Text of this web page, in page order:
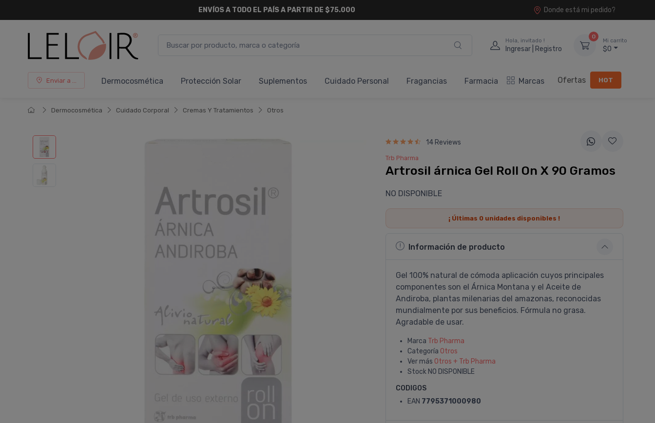
ENVÍOS A TODO EL PAÍS A PARTIR DE $75.000 Donde está mi pedido?
Hola, invitado !
Ingresar | Registro
0
Mi carrito
$0
Enviar a ... Dermocosmética Protección Solar Suplementos Cuidado Personal Fragancias Farmacia Marcas Ofertas HOT
Dermocosmética Cuidado Corporal Cremas Y Tratamientos Otros
14 Reviews
Trb Pharma
Artrosil árnica Gel Roll On X 90 Gramos
NO DISPONIBLE
¡ Últimas 0 unidades disponibles !
Información de producto
Gel 100% natural de cómoda aplicación cuyos principales
componentes son el Árnica Montana y el Aceite de
Andiroba, plantas milenarias del amazonas, reconocidas
mundialmente por sus beneficios. Fórmula no grasa.
Agradable de usar.
Marca Trb Pharma
Categoría Otros
Ver más Otros + Trb Pharma
Stock NO DISPONIBLE
CODIGOS
EAN 7795371000980